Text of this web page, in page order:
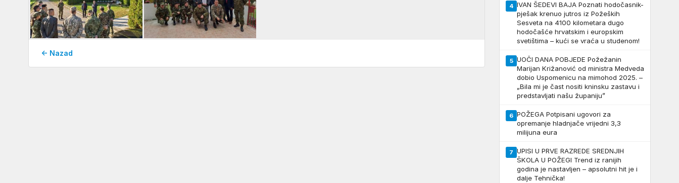
← Nazad
4 IVAN ŠEDEVI BAJA Poznati hodočasnik-
pješak krenuo jutros iz Požeških
Sesveta na 4100 kilometara dugo
hodočašće hrvatskim i europskim
svetištima – kući se vraća u studenom!
5 UOČI DANA POBJEDE Požežanin
Marijan Križanović od ministra Medveda
dobio Uspomenicu na mimohod 2025. –
„Bila mi je čast nositi kninsku zastavu i
predstavljati našu županiju”
6 POŽEGA Potpisani ugovori za
opremanje hladnjače vrijedni 3,3
milijuna eura
7 UPISI U PRVE RAZREDE SREDNJIH
ŠKOLA U POŽEGI Trend iz ranijih
godina je nastavljen – apsolutni hit je i
dalje Tehnička!